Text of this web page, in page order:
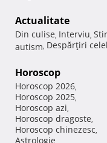
Actualitate
Din culise, Interviu,
autism, Despărţiri
Horoscop
Horoscop 2026,
Horoscop 2025,
Horoscop azi,
Horoscop dragoste,
Horoscop chinezesc,
Astrologie